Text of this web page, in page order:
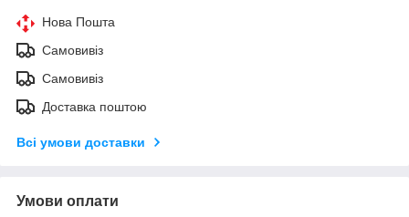
Нова Пошта
Самовивіз
Самовивіз
Доставка поштою
Всі умови доставки
Умови оплати